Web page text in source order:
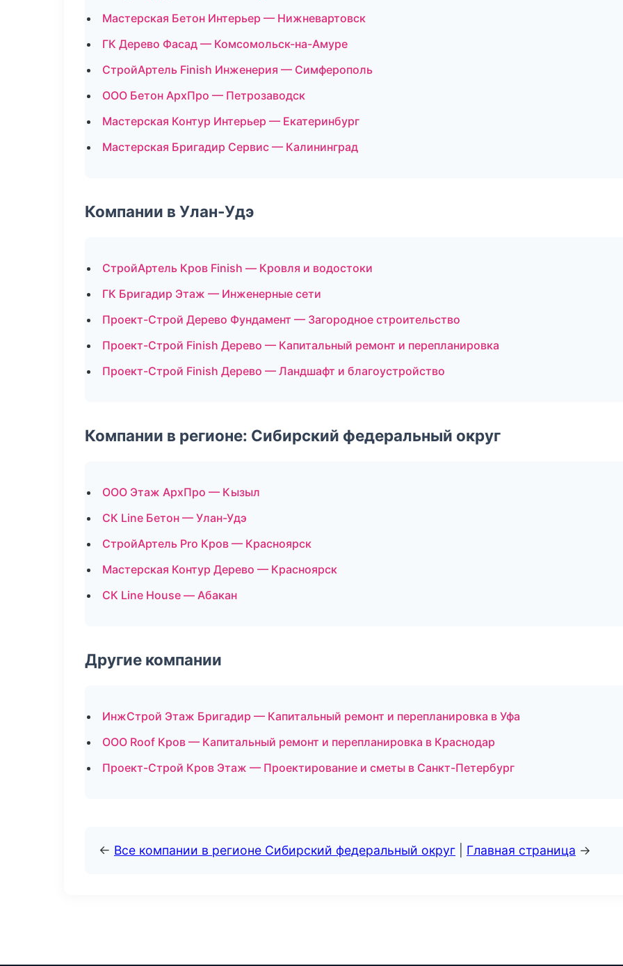
Мастерская Бетон Интерьер — Нижневартовск
ГК Дерево Фасад — Комсомольск-на-Амуре
СтройАртель Finish Инженерия — Симферополь
ООО Бетон АрхПро — Петрозаводск
Мастерская Контур Интерьер — Екатеринбург
Мастерская Бригадир Сервис — Калининград
Компании в Улан-Удэ
СтройАртель Кров Finish — Кровля и водостоки
ГК Бригадир Этаж — Инженерные сети
Проект-Строй Дерево Фундамент — Загородное строительство
Проект-Строй Finish Дерево — Капитальный ремонт и перепланировка
Проект-Строй Finish Дерево — Ландшафт и благоустройство
Компании в регионе: Сибирский федеральный округ
ООО Этаж АрхПро — Кызыл
СК Line Бетон — Улан-Удэ
СтройАртель Pro Кров — Красноярск
Мастерская Контур Дерево — Красноярск
СК Line House — Абакан
Другие компании
ИнжСтрой Этаж Бригадир — Капитальный ремонт и перепланировка в Уфа
ООО Roof Кров — Капитальный ремонт и перепланировка в Краснодар
Проект-Строй Кров Этаж — Проектирование и сметы в Санкт-Петербург
← Все компании в регионе Сибирский федеральный округ Главная страница →